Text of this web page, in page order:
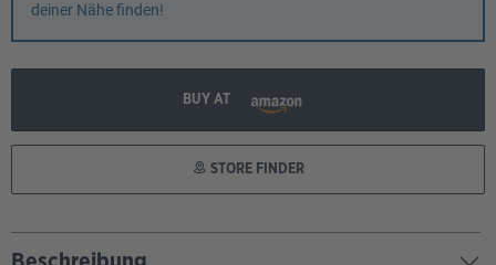
deiner Nähe finden!
BUY AT
STORE FINDER